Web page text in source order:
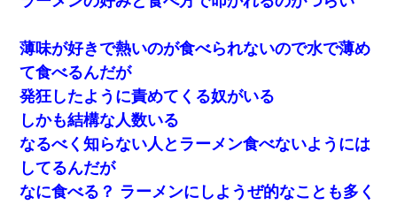
薄味が好きで熱いのが食べられないので水で薄め
て食べるんだが
発狂したように責めてくる奴がいる
しかも結構な人数いる
なるべく知らない人とラーメン食べないようには
してるんだが
なに食べる？ ラーメンにしようぜ的なことも多く